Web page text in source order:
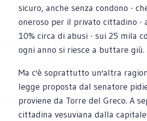
sicuro, anche senza condono -
oneroso per il privato cittadino -
10% circa di abusi - sui 25 mila
ogni anno si riesce a buttare giù.
Ma c'è soprattutto un'altra
legge proposta dal senatore
proviene da Torre del Greco. A
cittadina vesuviana dalla capitale